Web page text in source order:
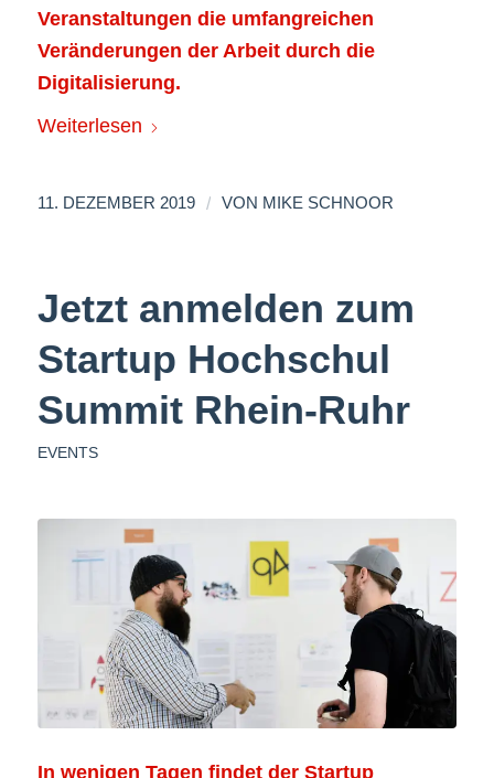
Veranstaltungen die umfangreichen
Veränderungen der Arbeit durch die
Digitalisierung.
Weiterlesen
11. DEZEMBER 2019 / VON MIKE SCHNOOR
Jetzt anmelden zum
Startup Hochschul
Summit Rhein-Ruhr
EVENTS
In wenigen Tagen findet der Startup